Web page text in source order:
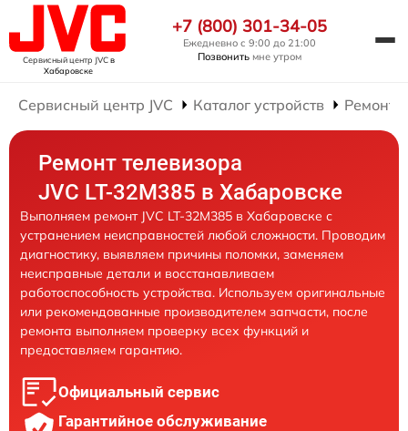
Сервисный центр JVCв
Хабаровске
+7 (800) 301-34-05
Ежедневно с 9:00 до 21:00
Позвонить мне утром
Сервисный центр JVC Каталог устройств Ремонт
Ремонт телевизора
JVC LT-32M385 в Хабаровске
Выполняем ремонт JVC LT-32M385 в Хабаровске с
устранением неисправностей любой сложности. Проводим
диагностику, выявляем причины поломки, заменяем
неисправные детали и восстанавливаем
работоспособность устройства. Используем оригинальные
или рекомендованные производителем запчасти, после
ремонта выполняем проверку всех функций и
предоставляем гарантию.
Официальный сервис
Гарантийное обслуживание